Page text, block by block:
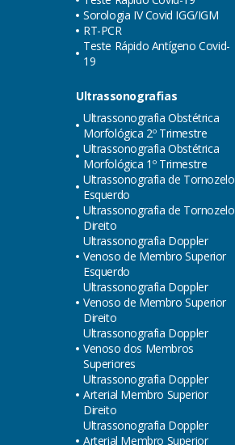
Sorologia IV Covid IGG/IGM
RT-PCR
Teste Rápido Antígeno Covid-
19
Ultrassonografias
Ultrassonografia Obstétrica
Morfológica 2º Trimestre
Ultrassonografia Obstétrica
Morfológica 1º Trimestre
Ultrassonografia de Tornozelo
Esquerdo
Ultrassonografia de Tornozelo
Direito
Ultrassonografia Doppler
Venoso de Membro Superior
Esquerdo
Ultrassonografia Doppler
Venoso de Membro Superior
Direito
Ultrassonografia Doppler
Venoso dos Membros
Superiores
Ultrassonografia Doppler
Arterial Membro Superior
Direito
Ultrassonografia Doppler
Arterial Membro Superior